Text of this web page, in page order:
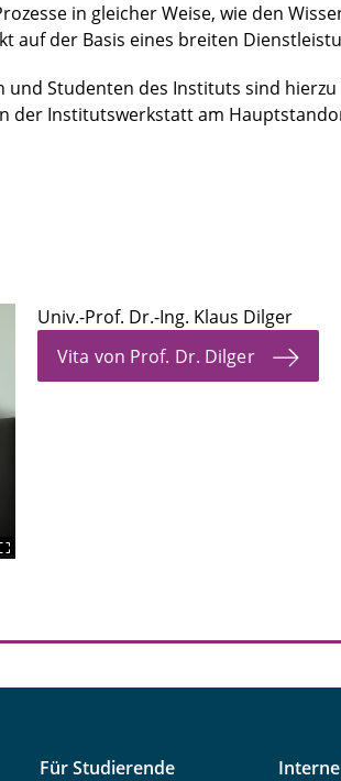
in gleicher Weise, wie den
auf der Basis eines breiten
Studenten des Instituts sind
der Institutswerkstatt am
Univ.-Prof. Dr.-Ing. Klaus Dilger
Vita von Prof. Dr. Dilger
Für Studierende